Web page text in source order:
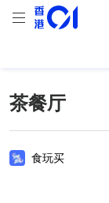
茶餐厅
食玩买